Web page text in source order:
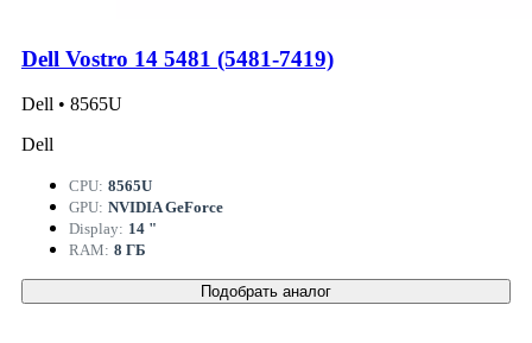
Dell Vostro 14 5481 (5481-7419)
Dell • 8565U
Dell
CPU: 8565U
GPU: NVIDIA GeForce
Display: 14 "
RAM: 8 ГБ
Подобрать аналог